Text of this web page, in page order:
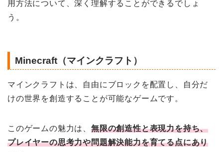
用方法について、深く理解することができるでしょ
う。
Minecraft（マインクラフト）
マインクラフトは、自由にブロックを配置し、自分だ
けの世界を創造することが可能なゲームです。
このゲームの魅力は、 無限の創造性と表現力を持ち、
プレイヤーの思考力や問題解決能力を育てる点にあり